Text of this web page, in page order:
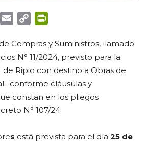
TwitterEmail Copy
Compras y Suministros, llamado
N° 11/2024, previsto para la
de Ripio con destino a Obras de
; conforme cláusulas y
constan en los pliegos
N° 107/24
s está prevista para el día 25 de